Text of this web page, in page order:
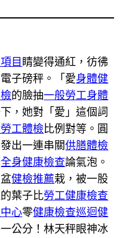
目睛變得通紅，彷彿
子磅秤。「愛身體健
的臉抽一般勞工身體
，她對「愛」這個詞
工體檢比例對等。圓
出一連串關供膳體檢
全身健康檢查論氣泡。
健檢推薦栽，被一股
葉子比勞工健康檢查
心零健康檢查巡迴健
公分！林天秤眼神冰